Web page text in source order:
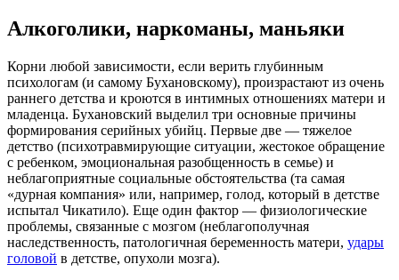
Алкоголики, наркоманы, маньяки
Корни любой зависимости, если верить глубинным
психологам (и самому Бухановскому), произрастают из очень
раннего детства и кроются в интимных отношениях матери и
младенца. Бухановский выделил три основные причины
формирования серийных убийц. Первые две — тяжелое
детство (психотравмирующие ситуации, жестокое обращение
с ребенком, эмоциональная разобщенность в семье) и
неблагоприятные социальные обстоятельства (та самая
«дурная компания» или, например, голод, который в детстве
испытал Чикатило). Еще один фактор — физиологические
проблемы, связанные с мозгом (неблагополучная
наследственность, патологичная беременность матери, удары
головой в детстве, опухоли мозга).